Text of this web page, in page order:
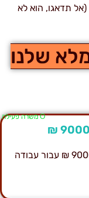
תדאגו, הוא לא
שלנו
Ο משרה פעילה
משרה בלילה ללא צורך ברישיון נהיגה בשכר 9000 ₪ עבור עבודה